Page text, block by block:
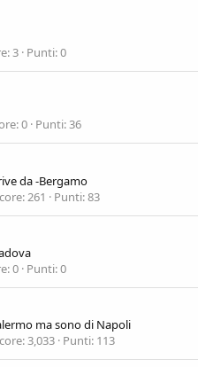
3 Punti 0
0 Punti 36
da-Bergamo
261 Punti 83
0 Punti 0
ma sono di Napoli
3,033 Punti 113